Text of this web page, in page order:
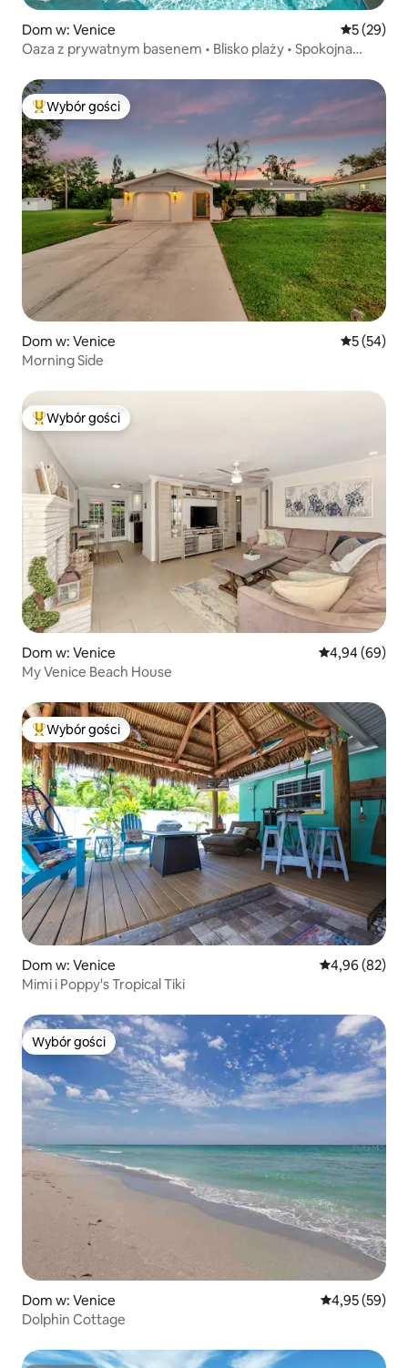
Dom w: Venice Średnia
5 (29)
Oaza z prywatnym basenem • Blisko plaży • Spokojna
Najpopularniejsze z kategorii Wybór gości
Wybór gości
Dom w: Venice Średnia
5 (54)
Morning Side
Najpopularniejsze z kategorii Wybór gości
Wybór gości
Dom w: Venice Średnia
4,94 (69)
My Venice Beach House
Najpopularniejsze z kategorii Wybór gości
Wybór gości
Dom w: Venice Średnia
4,96 (82)
Mimi i Poppy's Tropical Tiki
Wybór gości
Wybór gości
Dom w: Venice Średnia
4,95 (59)
Dolphin Cottage